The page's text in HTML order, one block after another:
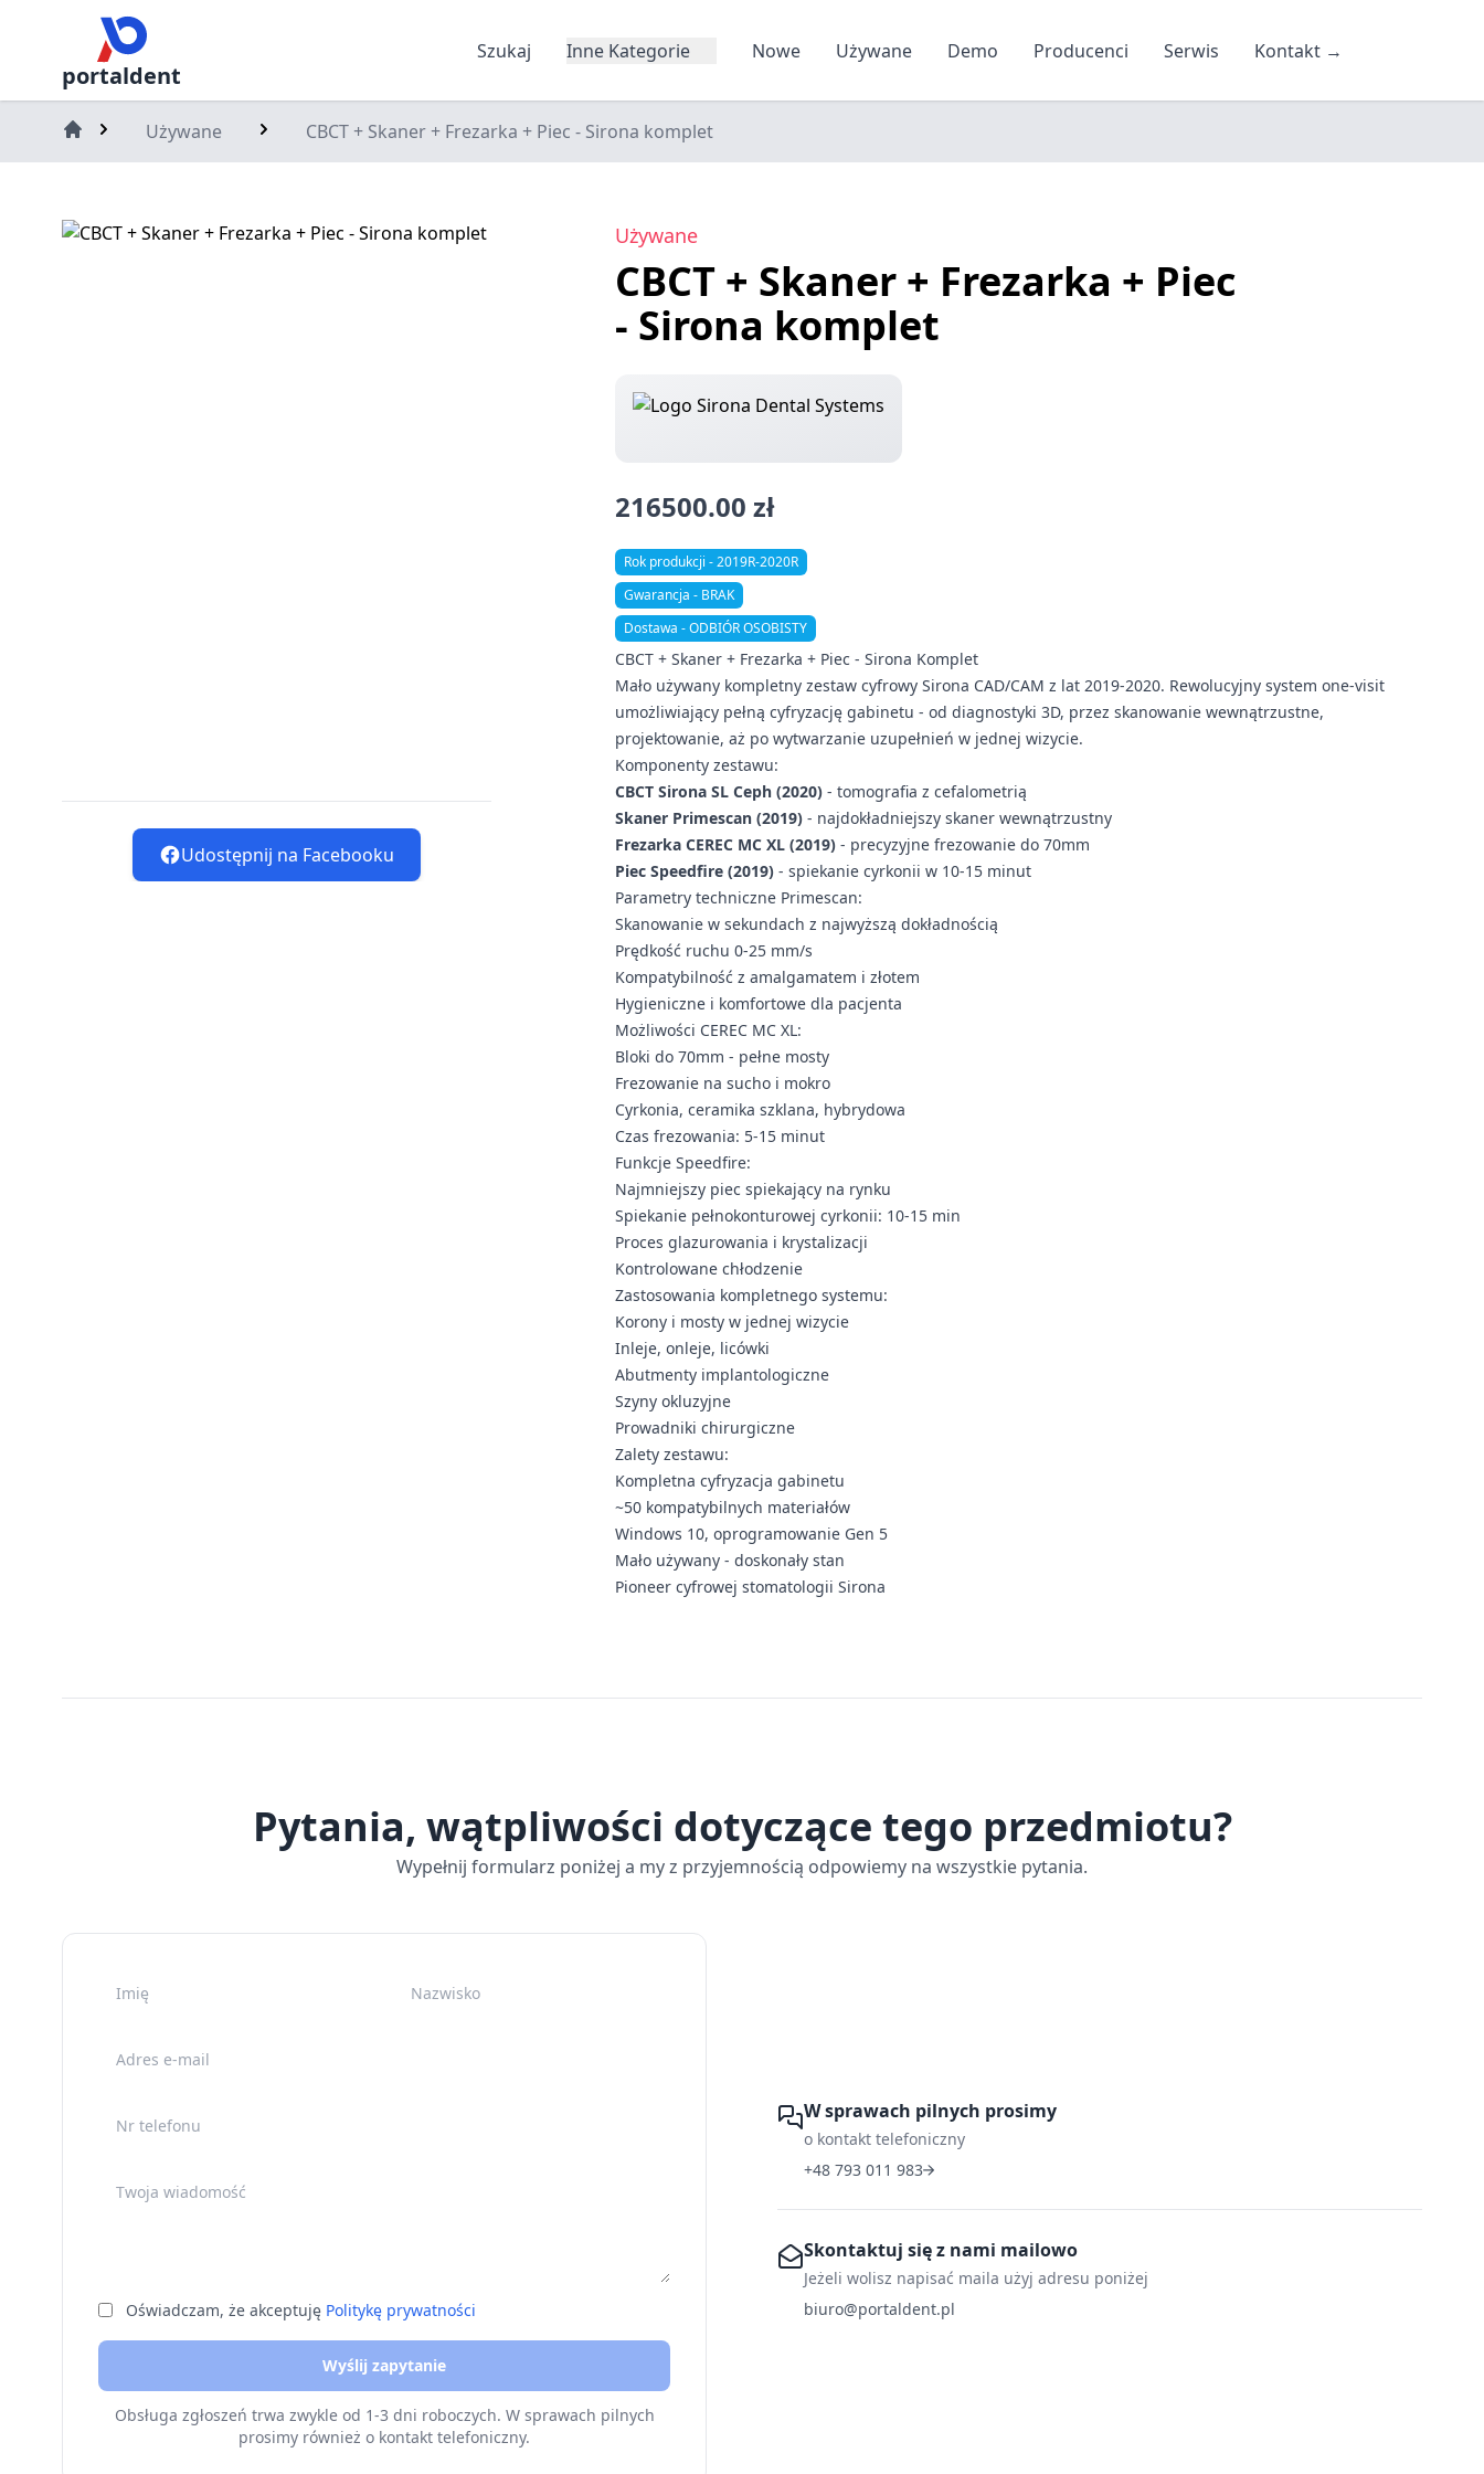
portaldent
Szukaj Inne Kategorie Nowe Używane Demo Producenci Serwis Kontakt →
Używane CBCT + Skaner + Frezarka + Piec - Sirona komplet
Udostępnij na Facebooku
Używane
CBCT + Skaner + Frezarka + Piec
- Sirona komplet
216500.00 zł
Rok produkcji - 2019R-2020R
Gwarancja - BRAK
Dostawa - ODBIÓR OSOBISTY
CBCT + Skaner + Frezarka + Piec - Sirona Komplet
Mało używany kompletny zestaw cyfrowy Sirona CAD/CAM z lat 2019-2020. Rewolucyjny system one-visit
umożliwiający pełną cyfryzację gabinetu - od diagnostyki 3D, przez skanowanie wewnątrzustne,
projektowanie, aż po wytwarzanie uzupełnień w jednej wizycie.
Komponenty zestawu:
CBCT Sirona SL Ceph (2020) - tomografia z cefalometrią
Skaner Primescan (2019) - najdokładniejszy skaner wewnątrzustny
Frezarka CEREC MC XL (2019) - precyzyjne frezowanie do 70mm
Piec Speedfire (2019) - spiekanie cyrkonii w 10-15 minut
Parametry techniczne Primescan:
Skanowanie w sekundach z najwyższą dokładnością
Prędkość ruchu 0-25 mm/s
Kompatybilność z amalgamatem i złotem
Hygieniczne i komfortowe dla pacjenta
Możliwości CEREC MC XL:
Bloki do 70mm - pełne mosty
Frezowanie na sucho i mokro
Cyrkonia, ceramika szklana, hybrydowa
Czas frezowania: 5-15 minut
Funkcje Speedfire:
Najmniejszy piec spiekający na rynku
Spiekanie pełnokonturowej cyrkonii: 10-15 min
Proces glazurowania i krystalizacji
Kontrolowane chłodzenie
Zastosowania kompletnego systemu:
Korony i mosty w jednej wizycie
Inleje, onleje, licówki
Abutmenty implantologiczne
Szyny okluzyjne
Prowadniki chirurgiczne
Zalety zestawu:
Kompletna cyfryzacja gabinetu
~50 kompatybilnych materiałów
Windows 10, oprogramowanie Gen 5
Mało używany - doskonały stan
Pioneer cyfrowej stomatologii Sirona
Pytania, wątpliwości dotyczące tego przedmiotu?
Wypełnij formularz poniżej a my z przyjemnością odpowiemy na wszystkie pytania.
Nazwisko
Adres e-mail
Nr telefonu
Twoja wiadomość
Oświadczam, że akceptuję Politykę prywatności
Wyślij zapytanie
Obsługa zgłoszeń trwa zwykle od 1-3 dni roboczych. W sprawach pilnych
prosimy również o kontakt telefoniczny.
W sprawach pilnych prosimy
o kontakt telefoniczny
+48 793 011 983
Skontaktuj się z nami mailowo
Jeżeli wolisz napisać maila użyj adresu poniżej
biuro@portaldent.pl